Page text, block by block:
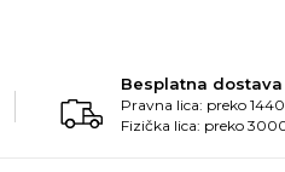
Besplatna dostava
Pravna lica: preko
Fizička lica: preko